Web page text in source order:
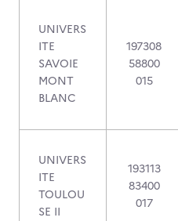
UNIVERS
ITE
SAVOIE
MONT
BLANC
197308
58800
015
UNIVERS
ITE
TOULOU
SE II
193113
83400
017